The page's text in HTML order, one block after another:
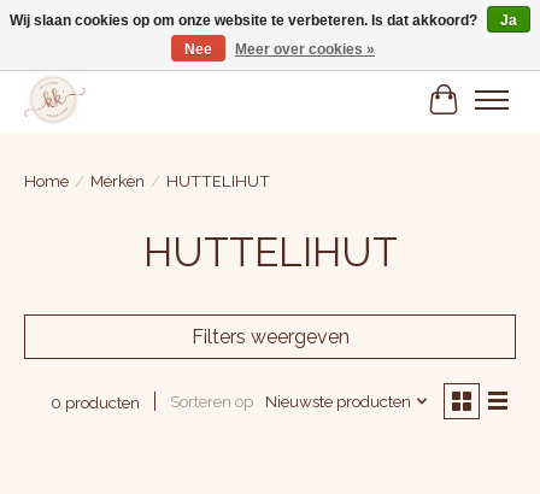
Gratis verzenden vanaf € 75,-
Home / Merken / HUTTELIHUT
HUTTELIHUT
Filters weergeven
0 producten Sorteren op Nieuwste producten
Wij slaan cookies op om onze website te verbeteren. Is dat akkoord?
Ja
Nee
Meer over cookies »